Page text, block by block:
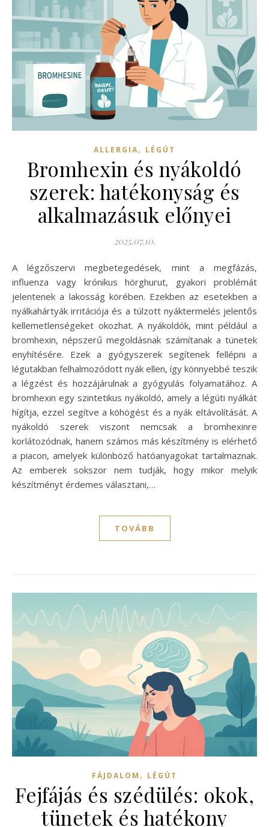
ALLERGIA, LÉGÚT
Bromhexin és nyákoldó
szerek: hatékonyság és
alkalmazásuk előnyei
2025.07.10.
A légzőszervi megbetegedések, mint a megfázás,
influenza vagy krónikus hörghurut, gyakori problémát
jelentenek a lakosság körében. Ezekben az esetekben a
nyálkahártyák irritációja és a túlzott nyáktermelés jelentős
kellemetlenségeket okozhat. A nyákoldók, mint például a
bromhexin, népszerű megoldásnak számítanak a tünetek
enyhítésére. Ezek a gyógyszerek segítenek fellépni a
légutakban felhalmozódott nyák ellen, így könnyebbé teszik
a légzést és hozzájárulnak a gyógyulás folyamatához. A
bromhexin egy szintetikus nyákoldó, amely a légúti nyálkát
hígítja, ezzel segítve a köhögést és a nyák eltávolítását. A
nyákoldó szerek viszont nemcsak a bromhexinre
korlátozódnak, hanem számos más készítmény is elérhető
a piacon, amelyek különböző hatóanyagokat tartalmaznak.
Az emberek sokszor nem tudják, hogy mikor melyik
készítményt érdemes választani,…
TOVÁBB
FÁJDALOM , LÉGÚT
Fejfájás és szédülés: okok,
tünetek és hatékony